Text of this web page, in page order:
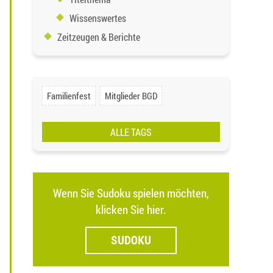
Wissenswertes
Zeitzeugen & Berichte
Familienfest Mitglieder BGD
ALLE TAGS
Wenn Sie Sudoku spielen möchten,
klicken Sie hier.
SUDOKU